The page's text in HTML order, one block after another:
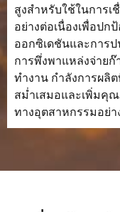
สูงสำหรับใช้ในการเ
อย่างต่อเนื่องเพื่อปก
ออกซิเดชันและการป
การพึ่งพาแหล่งจ่าย
ทำงาน กำลังการผลิ
สม่ำเสมอและเพิ่มคุ
ทางอุตสาหกรรมอย่า